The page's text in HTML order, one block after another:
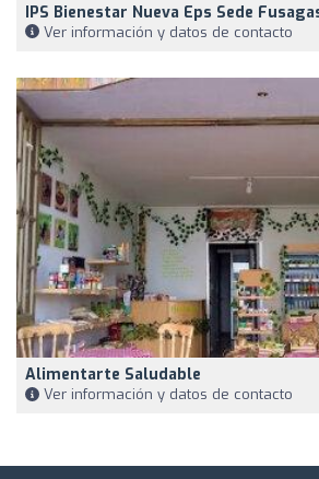
IPS Bienestar Nueva Eps Sede
Ver información y datos de contacto
Alimentarte Saludable
Ver información y datos de contacto